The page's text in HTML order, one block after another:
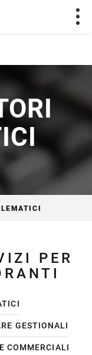
migliore la
PER
GESTIONALI
COMMERCIALI